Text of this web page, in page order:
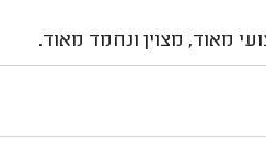
מאוד, מצוין ונחמד מאוד.